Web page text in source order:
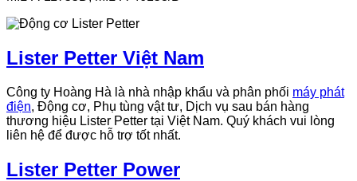
Lister Petter Việt Nam
Công ty Hoàng Hà là nhà nhập khẩu và phân phối máy phát
điện, Động cơ, Phụ tùng vật tư, Dịch vụ sau bán hàng
thương hiệu Lister Petter tại Việt Nam. Quý khách vui lòng
liên hệ để được hỗ trợ tốt nhất.
Lister Petter Power